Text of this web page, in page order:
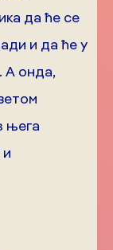
да ће се
и да ће у
А онда,
њега